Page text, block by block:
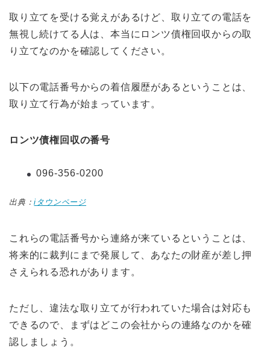
取り立てを受ける覚えがあるけど、取り立ての電話を
無視し続けてる人は、本当にロンツ債権回収からの取
り立てなのかを確認してください。
以下の電話番号からの着信履歴があるということは、
取り立て行為が始まっています。
ロンツ債権回収の番号
096-356-0200
出典：iタウンページ
これらの電話番号から連絡が来ているということは、
将来的に裁判にまで発展して、あなたの財産が差し押
さえられる恐れがあります。
ただし、違法な取り立てが行われていた場合は対応も
できるので、まずはどこの会社からの連絡なのかを確
認しましょう。